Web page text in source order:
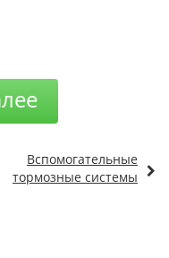
Вспомогательные
тормозные системы